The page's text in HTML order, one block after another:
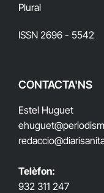
Plural
ISSN 2696 - 5542
CONTACTA'NS
Estel Huguet
ehuguet
Telèfon:
932 311 247